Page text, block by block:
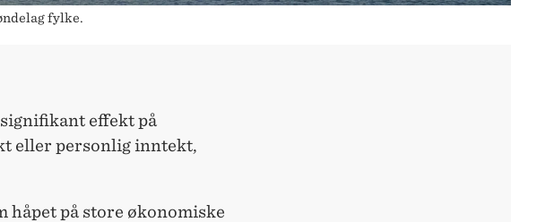
fylke.
effekt på
eller personlig inntekt,
håpet på store økonomiske